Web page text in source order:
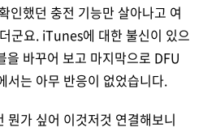
인했던 충전 기능만 살아나고 여
군요. iTunes에 대한 불신이 있으
을 바꾸어 보고 마지막으로 DFU
서는 아무 반응이 없었습니다.
뭔가 싶어 이것저것 연결해보니